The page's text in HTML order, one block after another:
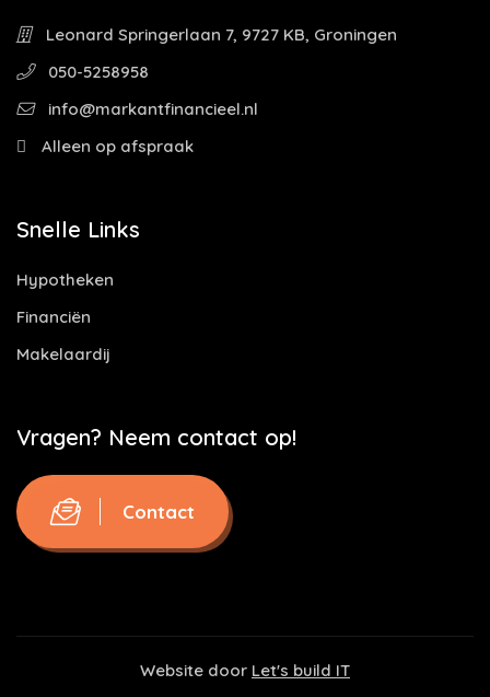
Leonard Springerlaan 7, 9727 KB, Groningen
050-5258958
info@markantfinancieel.nl
Alleen op afspraak
Snelle Links
Hypotheken
Financiën
Makelaardij
Vragen? Neem contact op!
Contact
Website door Let's build IT